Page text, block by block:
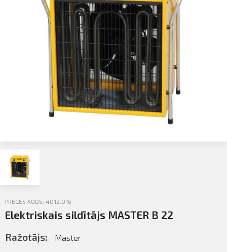
PIETEIKTIES
PRECES KODS: 4012.016
Elektriskais sildītājs MASTER B 22
Ražotājs: Master